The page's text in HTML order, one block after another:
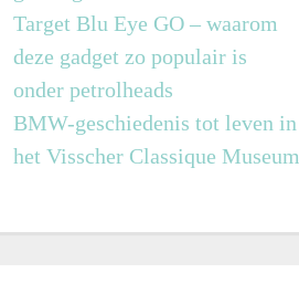
Target Blu Eye GO – waarom
deze gadget zo populair is
onder petrolheads
BMW-geschiedenis tot leven in
het Visscher Classique Museum